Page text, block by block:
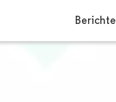
Berichte